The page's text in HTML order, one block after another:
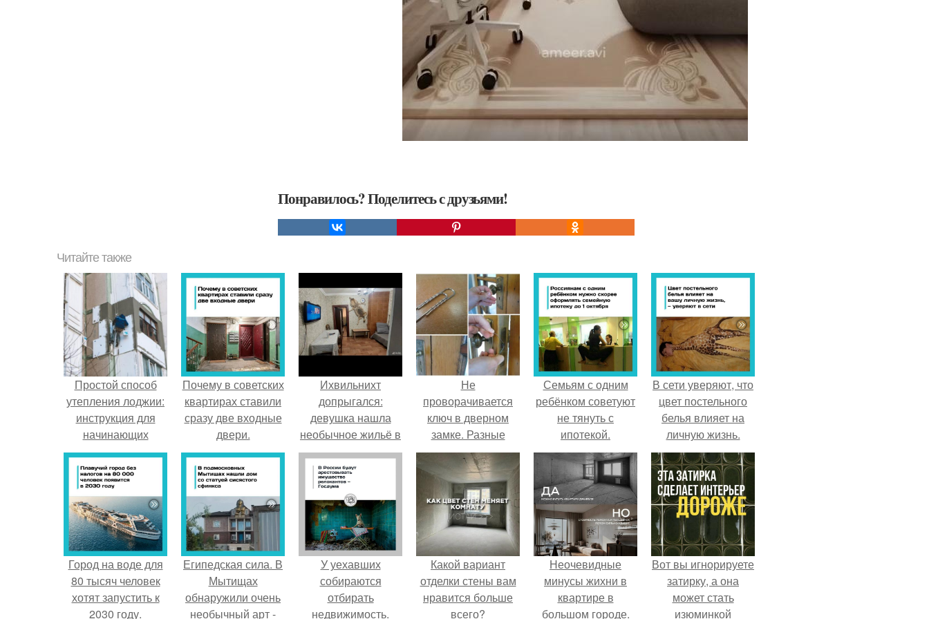
Понравилось? Поделитесь с друзьями!
Читайте также
Простой способ
утепления лоджии:
инструкция для
начинающих
Почему в советских
квартирах ставили
сразу две входные
двери.
Ихвильнихт
допрыгался:
девушка нашла
необычное жильё в
Пятигорске.
Не
проворачивается
ключ в дверном
замке. Разные
технические
неполадки, и как
при них вскрыть
дверной замок
Семьям с одним
ребёнком советуют
не тянуть с
ипотекой.
В сети уверяют, что
цвет постельного
белья влияет на
личную жизнь.
Город на воде для
80 тысяч человек
хотят запустить к
2030 году.
Египедская сила. В
Мытищах
обнаружили очень
необычный арт -
У уехавших
собираются
отбирать
недвижимость.
Какой вариант
отделки стены вам
нравится больше
всего?
Неочевидные
минусы жихни в
квартире в
большом городе.
Вот вы игнорируете
затирку, а она
может стать
изюминкой